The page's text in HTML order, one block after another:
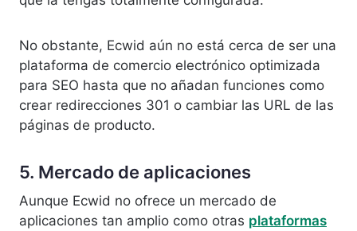
No obstante, Ecwid aún no está cerca de ser una
plataforma de comercio electrónico optimizada
para SEO hasta que no añadan funciones como
crear redirecciones 301 o cambiar las URL de las
páginas de producto.
5. Mercado de aplicaciones
Aunque Ecwid no ofrece un mercado de
aplicaciones tan amplio como otras plataformas